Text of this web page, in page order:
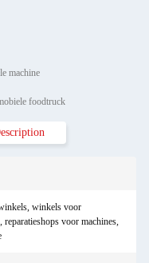
machine
foodtruck
winkels voor
reparatieshops voor machines,